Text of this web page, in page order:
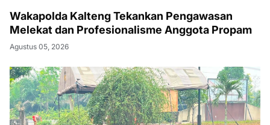
Wakapolda Kalteng Tekankan Pengawasan
Melekat dan Profesionalisme Anggota Propam
Agustus 05, 2026